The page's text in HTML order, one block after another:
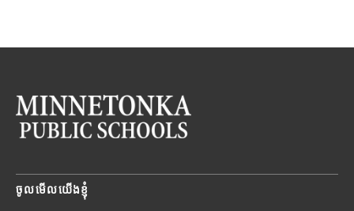
ចូលមើលយើងខ្ញុំ